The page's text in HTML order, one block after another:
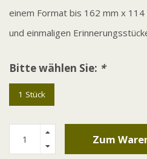
einem Format bis 162 mm x
und einmaligen
Bitte wählen Sie: *
1 Stück
Zum